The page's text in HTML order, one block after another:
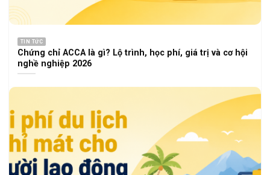
TIN TỨC
Chứng chỉ ACCA là gì? Lộ trình, học phí, giá trị và cơ hội
nghề nghiệp 2026